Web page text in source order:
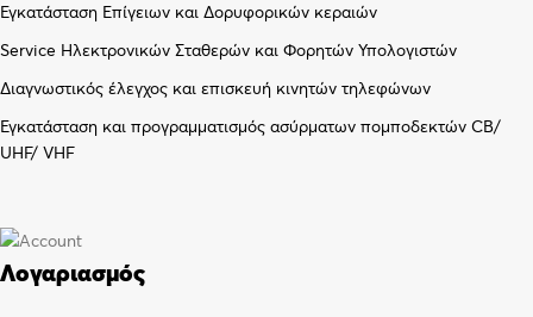
Εγκατάσταση Επίγειων και Δορυφορικών κεραιών
Service Ηλεκτρονικών Σταθερών και Φορητών Υπολογιστών
Διαγνωστικός έλεγχος και επισκευή κινητών τηλεφώνων
Εγκατάσταση και προγραμματισμός ασύρματων πομποδεκτών CB/
UHF/ VHF
Λογαριασμός